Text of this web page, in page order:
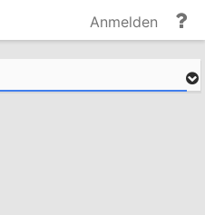
Anmelden